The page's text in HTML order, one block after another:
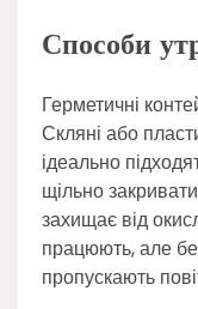
Способи
Герметичні
Скляні або
ідеально
щільно
захищає від
працюють, але
пропускають